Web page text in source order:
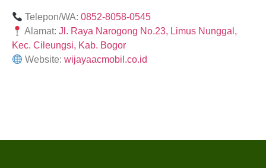
Telepon/WA:0852-8058-0545
Alamat:Jl. Raya Narogong No.23, Limus Nunggal,
Kec. Cileungsi, Kab. Bogor
Website:wijayaacmobil.co.id